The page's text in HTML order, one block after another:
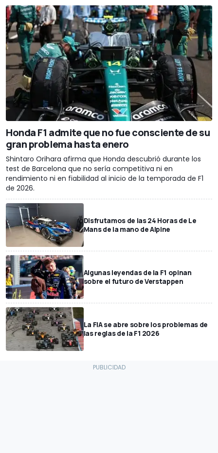
Honda F1 admite que no fue consciente de su
gran problema hasta enero
Shintaro Orihara afirma que Honda descubrió durante los
test de Barcelona que no sería competitiva ni en
rendimiento ni en fiabilidad al inicio de la temporada de F1
de 2026.
Disfrutamos de las 24 Horas de Le
Mans de la mano de Alpine
Algunas leyendas de la F1 opinan
sobre el futuro de Verstappen
La FIA se abre sobre los problemas de
las reglas de la F1 2026